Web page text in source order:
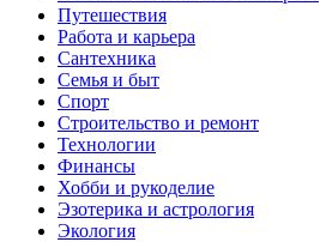
Путешествия
Работа и карьера
Сантехника
Семья и быт
Спорт
Строительство и ремонт
Технологии
Финансы
Хобби и рукоделие
Эзотерика и астрология
Экология